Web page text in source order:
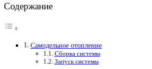
Содержание
Самодельное отопление
Сборка системы
Запуск системы